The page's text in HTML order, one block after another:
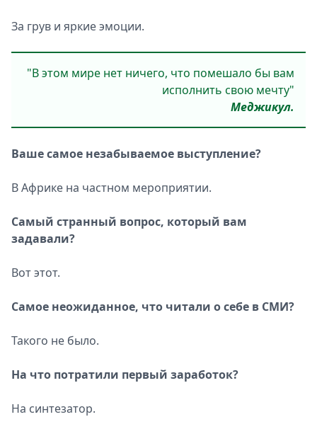
За грув и яркие эмоции.
"В этом мире нет ничего, что помешало бы вам
исполнить свою мечту"
Меджикул.
Ваше самое незабываемое выступление?
В Африке на частном мероприятии.
Самый странный вопрос, который вам
задавали?
Вот этот.
Самое неожиданное, что читали о себе в CМИ?
Такого не было.
На что потратили первый заработок?
На синтезатор.